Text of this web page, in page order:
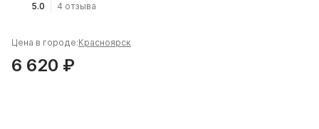
5.0 4 отзыва
Цена в городе:Красноярск
6 620 ₽